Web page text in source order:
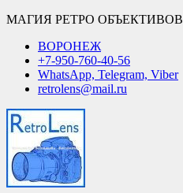
МАГИЯ РЕТРО ОБЪЕКТИВОВ
ВОРОНЕЖ
+7-950-760-40-56
WhatsApp, Telegram, Viber
retrolens@mail.ru